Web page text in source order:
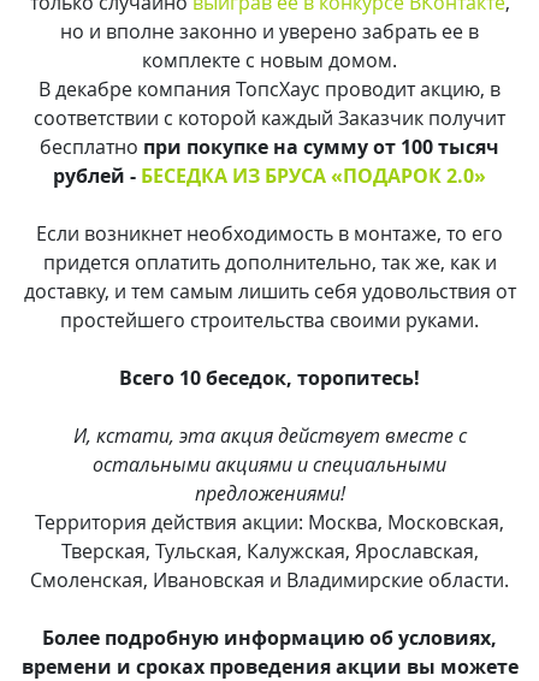
но и вполне законно и уверено забрать ее в
комплекте с новым домом.
В декабре компания ТопсХаус проводит акцию, в
соответствии с которой каждый Заказчик получит
бесплатно при покупке на сумму от 100 тысяч
рублей - БЕСЕДКА ИЗ БРУСА «ПОДАРОК 2.0»
Если возникнет необходимость в монтаже, то его
придется оплатить дополнительно, так же, как и
доставку, и тем самым лишить себя удовольствия от
простейшего строительства своими руками.
Всего 10 беседок, торопитесь!
И, кстати, эта акция действует вместе с
остальными акциями и специальными
предложениями!
Территория действия акции: Москва, Московская,
Тверская, Тульская, Калужская, Ярославская,
Смоленская, Ивановская и Владимирские области.
Более подробную информацию об условиях,
времени и сроках проведения акции вы можете